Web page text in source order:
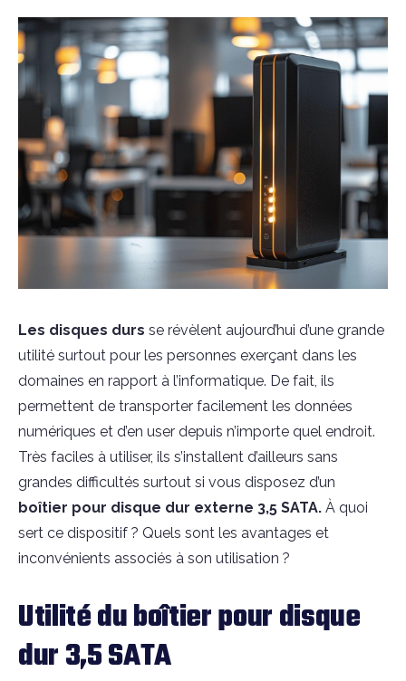
Les disques durs se révèlent aujourd’hui d’une grande
utilité surtout pour les personnes exerçant dans les
domaines en rapport à l’informatique. De fait, ils
permettent de transporter facilement les données
numériques et d’en user depuis n’importe quel endroit.
Très faciles à utiliser, ils s’installent d’ailleurs sans
grandes difficultés surtout si vous disposez d’un
boîtier pour disque dur externe 3,5 SATA. À quoi
sert ce dispositif ? Quels sont les avantages et
inconvénients associés à son utilisation ?
Utilité du boîtier pour disque
dur 3,5 SATA